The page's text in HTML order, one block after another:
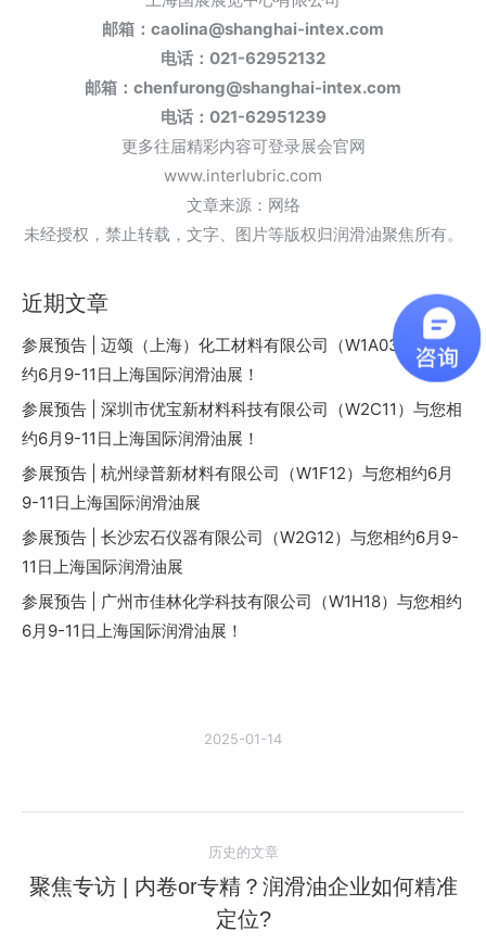
邮箱：caolina@shanghai-intex.com
电话：021-62952132
邮箱：chenfurong@shanghai-intex.com
电话：021-62951239
更多往届精彩内容可登录展会官网
www.interlubric.com
文章来源：网络
未经授权，禁止转载，文字、图片等版权归润滑油聚焦所有。
近期文章
参展预告 | 迈颂（上海）化工材料有限公司（W1A03）与您相
约6月9-11日上海国际润滑油展！
参展预告 | 深圳市优宝新材料科技有限公司（W2C11）与您相
约6月9-11日上海国际润滑油展！
参展预告 | 杭州绿普新材料有限公司（W1F12）与您相约6月
9-11日上海国际润滑油展
参展预告 | 长沙宏石仪器有限公司（W2G12）与您相约6月9-
11日上海国际润滑油展
参展预告 | 广州市佳林化学科技有限公司（W1H18）与您相约
6月9-11日上海国际润滑油展！
2025-01-14
章
历史的文章
史
聚焦专访 | 内卷or专精？润滑油企业如何精准
定位?